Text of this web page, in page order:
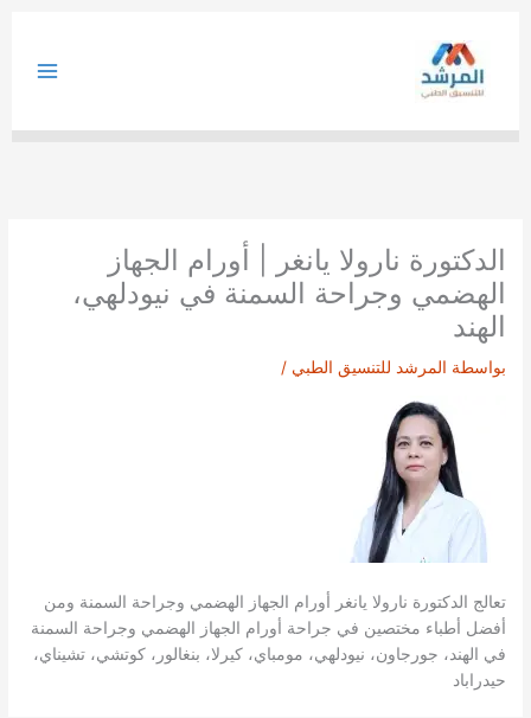
الدكتورة نارولا يانغر | أورام الجهاز
الهضمي وجراحة السمنة في نيودلهي،
الهند
بواسطة المرشد للتنسيق الطبي/
تعالج الدكتورة نارولا يانغر أورام الجهاز الهضمي وجراحة السمنة ومن
أفضل أطباء مختصين في جراحة أورام الجهاز الهضمي وجراحة السمنة
في الهند، جورجاون، نيودلهي، مومباي، كيرلا، بنغالور، كوتشي، تشيناي،
حيدراباد